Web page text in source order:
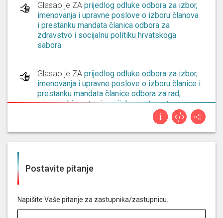
Glasao je ZA prijedlog odluke odbora za izbor,
imenovanja i upravne poslove o izboru članova
i prestanku mandata članica odbora za
zdravstvo i socijalnu politiku hrvatskoga
sabora
Glasao je ZA prijedlog odluke odbora za izbor,
imenovanja i upravne poslove o izboru članice i
prestanku mandata članice odbora za rad,
mirovinski sustav i socijalno partnerstvo
Glasao je ZAprijedlog odluke odbora za izbor,
predstavke i pritužbe hrvatskoga sabora
Glasao je ZA prijedlog odluke odbora za izbor,
imenovanja i upravne poslove o razrješenju
Postavite pitanje
Napišite Vaše pitanje za zastupnika/zastupnicu.